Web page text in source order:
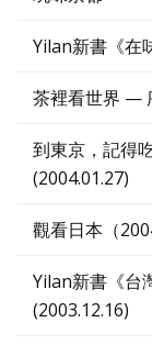
Yilan新書《在
茶裡看世界 —
到東京，記得
(2004.01.27)
觀看日本（
Yilan新書《台
(2003.12.16)